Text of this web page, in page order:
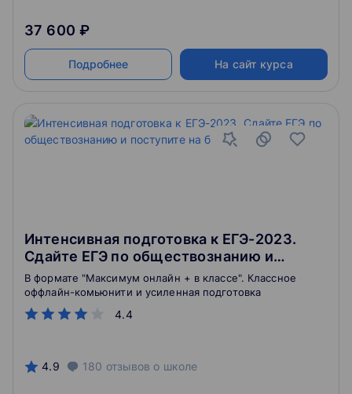
37 600 ₽
Подробнее На сайт курса
Интенсивная подготовка к ЕГЭ-2023.
Сдайте ЕГЭ по обществознанию и
поступите на бюджет
4.4
В формате "Максимум онлайн + в классе". Классное
оффлайн-комьюнити и усиленная подготовка
4.9 180 отзывов о школе